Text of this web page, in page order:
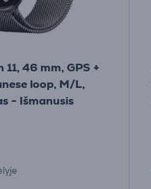
46 mm, GPS +
loop, M/L,
- Išmanusis